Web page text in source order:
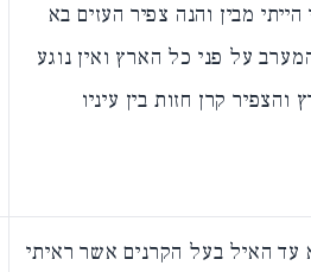
הייתי מבין והנה צפיר העזים בא
על פני כל הארץ ואין נוגע
והצפיר קרן חזות בין עיניו
עד האיל בעל הקרנים אשר ראיתי